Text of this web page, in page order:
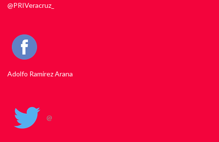
@PRIVeracruz_
Adolfo Ramirez Arana
@